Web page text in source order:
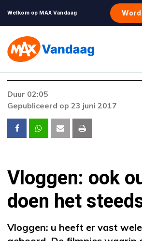
Welkom op MAX Vandaag
Duur 02:05
Gepubliceerd op 23 juni 2017
Vloggen: ook
doen het
Vloggen: u heeft er vast